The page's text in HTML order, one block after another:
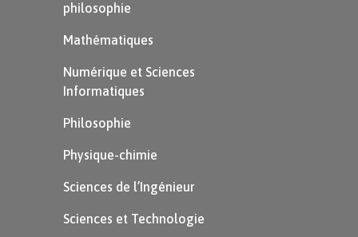
philosophie
Mathématiques
Numérique et Sciences
Informatiques
Philosophie
Physique-chimie
Sciences de l’Ingénieur
Sciences et Technologie